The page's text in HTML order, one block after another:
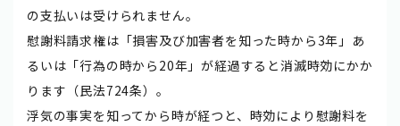
の支払いは受けられません。
慰謝料請求権は「損害及び加害者を知った時から3年」あ
るいは「行為の時から20年」が経過すると消滅時効にかか
ります（民法724条）。
浮気の事実を知ってから時が経つと、時効により慰謝料を